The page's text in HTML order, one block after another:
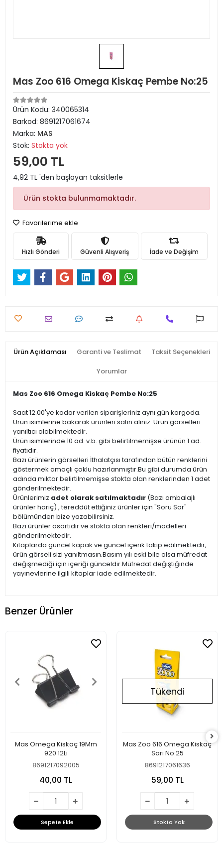
Mas Zoo 616 Omega Kiskaç Pembe No:25
Ürün Kodu: 340065314
Barkod: 8691217061674
Marka: MAS
Stok: Stokta yok
59,00 TL
4,92 TL 'den başlayan taksitlerle
Ürün stokta bulunmamaktadır.
Favorilerime ekle
Hızlı Gönderi Güvenli Alışveriş İade ve Değişim
Ürün Açıklaması Garanti ve Teslimat Taksit Seçenekleri
Yorumlar
Mas Zoo 616 Omega Kiskaç Pembe No:25
Saat 12.00'ye kadar verilen siparişleriniz aynı gün kargoda.
Ürün isimlerine bakarak ürünleri satın alınız. Ürün görselleri
yanıltıcı olabilmektedir.
Ürün isimlerinde 10 ad. v.b. gibi belirtilmemişse ürünün 1 ad.
fiyatıdır.
Bazı ürünlerin görselleri İthalatçısı tarafından bütün renklerini
göstermek amaçlı çoklu hazırlanmıştır.Bu gibi durumda ürün
adında miktar belirtilmemişse stokta olan renklerinden 1 adet
gönderilmektedir.
Ürünlerimiz adet olarak satılmaktadır (Bazı ambalajlı
ürünler hariç) , tereddüt ettiğiniz ürünler için "Soru Sor"
bölümünden bize yazabilirsiniz.
Bazı ürünler asortidir ve stokta olan renkleri/modelleri
gönderilmektedir.
Kitaplarda güncel kapak ve güncel içerik takip edilmektedir,
ürün görseli sizi yanıltmasın.Basım yılı eski bile olsa müfredat
değişmediği için içeriği günceldir.Müfredat değiştiğinde
yayınevlerine ilgili kitaplar iade edilmektedir.
Benzer Ürünler
Mas Omega Kiskaç 19Mm
920 12Li
8691217092005
40,00 TL
Sepete Ekle
Tükendi
Mas Zoo 616 Omega Kiskaç
Sari No:25
8691217061636
59,00 TL
Stokta Yok